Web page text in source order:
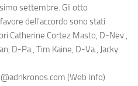
settembre. Gli otto
dell'accordo sono stati
Catherine Cortez Masto, D-Nev.,
D-Pa., Tim Kaine, D-Va., Jacky
(Web Info)